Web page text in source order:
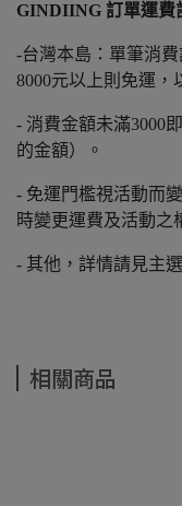
GINDIING 訂單運費
-台灣本島：單筆消
8000元以上則免運，
- 消費金額未滿3000
的金額）。
- 免運門檻視活動而
時變更運費及活動之
- 其他，詳情請見主
相關商品